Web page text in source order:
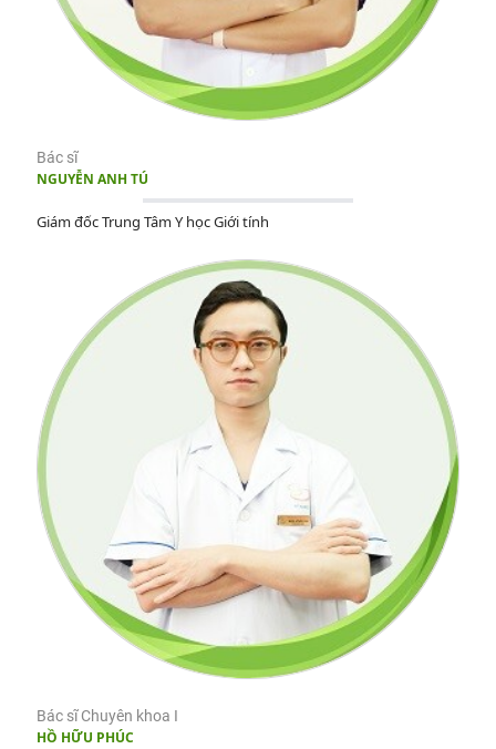
Bác sĩ
NGUYỄN ANH TÚ
Giám đốc Trung Tâm Y học Giới tính
Bác sĩ Chuyên khoa I
HỒ HỮU PHÚC